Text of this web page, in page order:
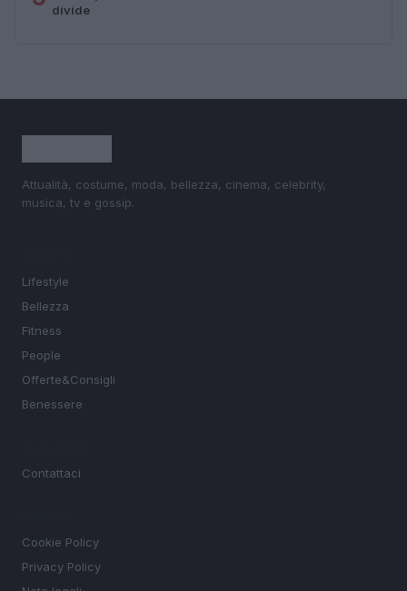
divide
Attualità, costume, moda, bellezza, cinema, celebrity,
musica, tv e gossip.
Lifestyle
Bellezza
Fitness
People
Offerte&Consigli
Benessere
Contattaci
Cookie Policy
Privacy Policy